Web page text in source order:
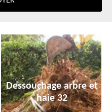
Dessouchage arbre et
haie 32